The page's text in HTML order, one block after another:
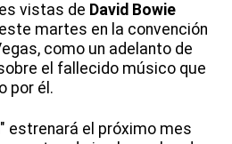
vistas de David Bowie
martes en la convención
como un adelanto de
el fallecido músico que
por él.
estrenará el próximo mes